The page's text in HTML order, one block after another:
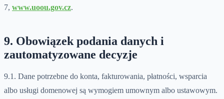
7, www.uoou.gov.cz.
9. Obowiązek podania danych i
zautomatyzowane decyzje
9.1. Dane potrzebne do konta, fakturowania, płatności, wsparcia
albo usługi domenowej są wymogiem umownym albo ustawowym.